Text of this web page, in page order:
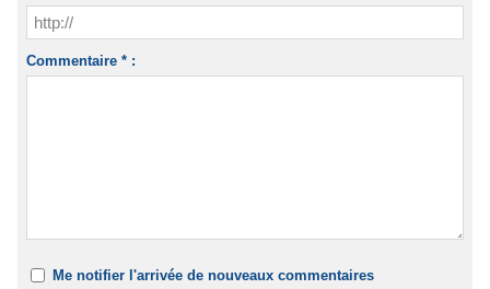
Commentaire * :
Me notifier l'arrivée de nouveaux commentaires